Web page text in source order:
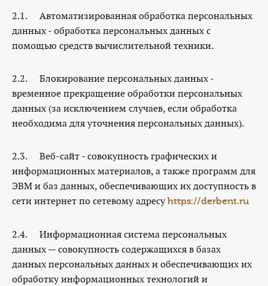
2.1. Автоматизированная обработка персональных
данных - обработка персональных данных с
помощью средств вычислительной техники.
2.2. Блокирование персональных данных -
временное прекращение обработки персональных
данных (за исключением случаев, если обработка
необходима для уточнения персональных данных).
2.3. Веб-сайт - совокупность графических и
информационных материалов, а также программ для
ЭВМ и баз данных, обеспечивающих их доступность в
сети интернет по сетевому адресуhttps://derbent.ru
2.4. Информационная система персональных
данных — совокупность содержащихся в базах
данных персональных данных и обеспечивающих их
обработку информационных технологий и